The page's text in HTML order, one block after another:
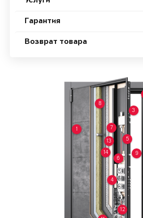
Гарантия
Возврат товара
1
3
4
5
6
7
8
9
12
13
14